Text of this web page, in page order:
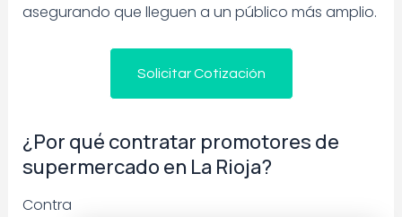
asegurando que lleguen a un público más amplio.
Solicitar Cotización
¿Por qué contratar promotores de
supermercado en La Rioja?
Contra